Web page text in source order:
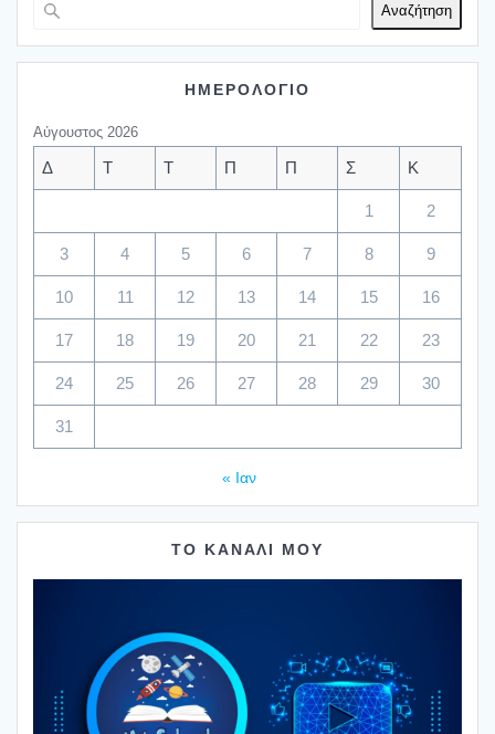
Αναζήτηση
ΗΜΕΡΟΛΟΓΙΟ
Αύγουστος 2026
Δ Τ Τ Π Π Σ Κ
1 2
3 4 5 6 7 8 9
10 11 12 13 14 15 16
17 18 19 20 21 22 23
24 25 26 27 28 29 30
31
« Ιαν
ΤΟ ΚΑΝΑΛΙ ΜΟΥ